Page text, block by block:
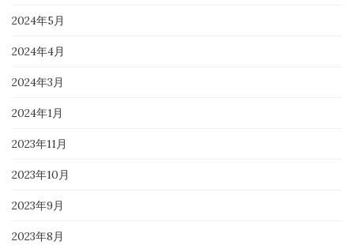
2024年5月
2024年4月
2024年3月
2024年1月
2023年11月
2023年10月
2023年9月
2023年8月